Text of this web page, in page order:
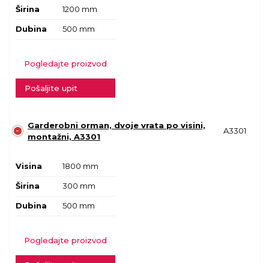
Širina 1200 mm
Dubina 500 mm
Pogledajte proizvod
Pošaljite upit
Garderobni orman, dvoje vrata po visini,
montažni, A3301
A3301
Visina 1800 mm
Širina 300 mm
Dubina 500 mm
Pogledajte proizvod